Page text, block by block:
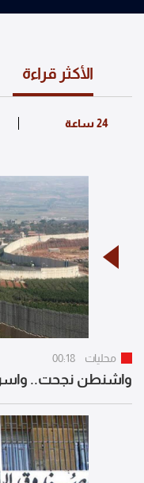
الأكثر قراءة
محليات 00:18
واشنطن نجحت..